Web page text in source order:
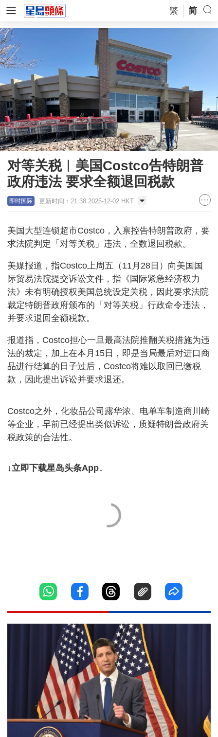
繁 简
对等关税︱美国Costco告特朗普
政府违法 要求全额退回税款
即时国际 更新时间：21:38 2025-12-02 HKT
美国大型连锁超市Costco，入禀控告特朗普政府，要
求法院判定「对等关税」违法，全数退回税款。
美媒报道，指Costco上周五（11月28日）向美国国
际贸易法院提交诉讼文件，指《国际紧急经济权力
法》未有明确授权美国总统设定关税，因此要求法院
裁定特朗普政府颁布的「对等关税」行政命令违法，
并要求退回全额税款。
报道指，Costco担心一旦最高法院推翻关税措施为违
法的裁定，加上在本月15日，即是当局最后对进口商
品进行结算的日子过后，Costco将难以取回已缴税
款，因此提出诉讼并要求退还。
Costco之外，化妆品公司露华浓、电单车制造商川崎
等企业，早前已经提出类似诉讼，质疑特朗普政府关
税政策的合法性。
↓立即下载星岛头条App↓